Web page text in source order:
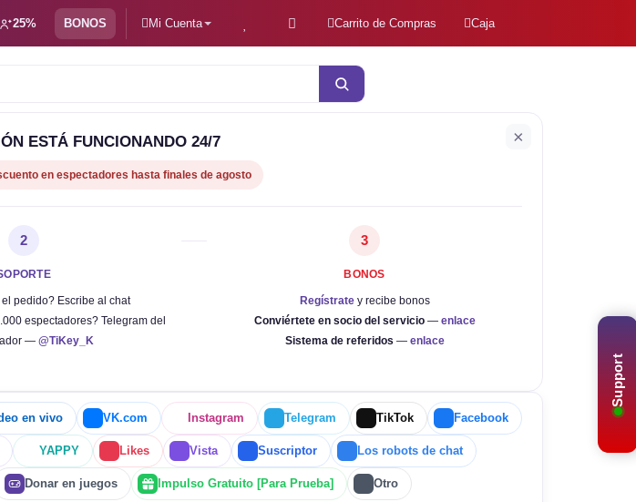
Support
25% BONOS Mi Cuenta Carrito de Compras Caja
×
ESTÁ FUNCIONANDO 24/7
en espectadores hasta finales de agosto
2
pedido? Escribe al chat
espectadores? Telegram del
— @TiKey_K
3
BONOS
Regístratey recibe bonos
Conviértete en socio del servicio— enlace
Sistema de referidos — enlace
en vivo VK.com Instagram Telegram TikTok Facebook
YAPPY Likes Vista Suscriptor Los robots de chat
Donar en juegos Impulso Gratuito [Para Prueba] Otro